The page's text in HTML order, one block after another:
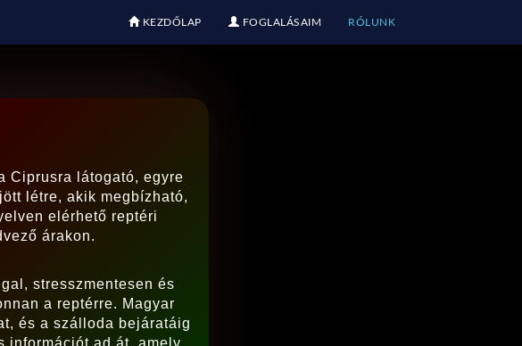
KEZDŐLAP FOGLALÁSAIM RÓLUNK
Ciprusra látogató, egyre
létre, akik megbízható,
elérhető reptéri
árakon.
stresszmentesen és
a reptérre. Magyar
és a szálloda bejáratáig
információt ad át, amely